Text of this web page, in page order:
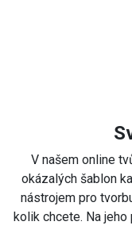
V našem online
okázalých šablon
nástrojem pro
kolik chcete. Na